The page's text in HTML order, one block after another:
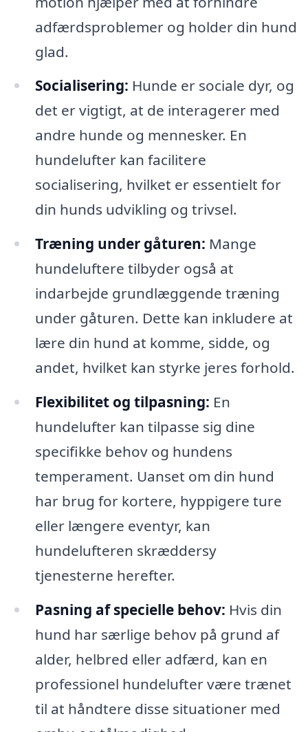
adfærdsproblemer og holder din hund
glad.
Socialisering: Hunde er sociale dyr, og
det er vigtigt, at de interagerer med
andre hunde og mennesker. En
hundelufter kan facilitere
socialisering, hvilket er essentielt for
din hunds udvikling og trivsel.
Træning under gåturen: Mange
hundeluftere tilbyder også at
indarbejde grundlæggende træning
under gåturen. Dette kan inkludere at
lære din hund at komme, sidde, og
andet, hvilket kan styrke jeres forhold.
Flexibilitet og tilpasning: En
hundelufter kan tilpasse sig dine
specifikke behov og hundens
temperament. Uanset om din hund
har brug for kortere, hyppigere ture
eller længere eventyr, kan
hundelufteren skræddersy
tjenesterne herefter.
Pasning af specielle behov: Hvis din
hund har særlige behov på grund af
alder, helbred eller adfærd, kan en
professionel hundelufter være trænet
til at håndtere disse situationer med